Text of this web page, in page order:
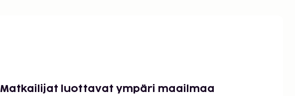
Matkailijat luottavat ympäri maailmaa